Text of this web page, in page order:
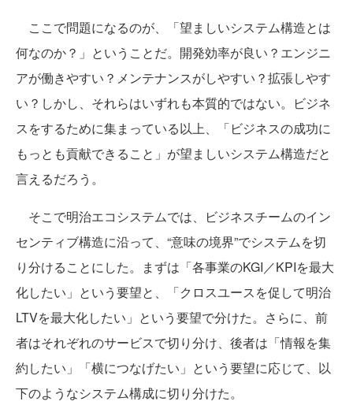
ここで問題になるのが、「望ましいシステム構造とは
何なのか？」ということだ。開発効率が良い？エンジニ
アが働きやすい？メンテナンスがしやすい？拡張しやす
い？しかし、それらはいずれも本質的ではない。ビジネ
スをするために集まっている以上、「ビジネスの成功に
もっとも貢献できること」が望ましいシステム構造だと
言えるだろう。
そこで明治エコシステムでは、ビジネスチームのイン
センティブ構造に沿って、“意味の境界”でシステムを切
り分けることにした。まずは「各事業のKGI／KPIを最大
化したい」という要望と、「クロスユースを促して明治
LTVを最大化したい」という要望で分けた。さらに、前
者はそれぞれのサービスで切り分け、後者は「情報を集
約したい」「横につなげたい」という要望に応じて、以
下のようなシステム構成に切り分けた。